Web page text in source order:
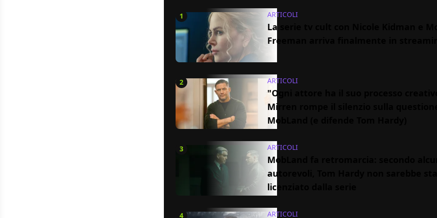
1 ARTICOLI
La serie tv cult con Nicole Kidman e
Freeman arriva finalmente in
2 ARTICOLI
"Ogni attore ha il suo processo
Mirren rompe il silenzio sulla questione
MobLand (e difende Tom Hardy)
3 ARTICOLI
MobLand fa retromarcia: secondo
autorevoli, Tom Hardy non sarebbe
licenziato dalla serie
4 ARTICOLI